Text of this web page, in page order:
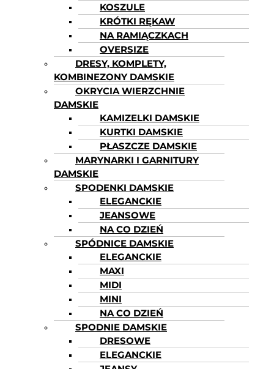
KOSZULE
KRÓTKI RĘKAW
NA RAMIĄCZKACH
OVERSIZE
DRESY, KOMPLETY,
KOMBINEZONY DAMSKIE
OKRYCIA WIERZCHNIE
DAMSKIE
KAMIZELKI DAMSKIE
KURTKI DAMSKIE
PŁASZCZE DAMSKIE
MARYNARKI I GARNITURY
DAMSKIE
SPODENKI DAMSKIE
ELEGANCKIE
JEANSOWE
NA CO DZIEŃ
SPÓDNICE DAMSKIE
ELEGANCKIE
MAXI
MIDI
MINI
NA CO DZIEŃ
SPODNIE DAMSKIE
DRESOWE
ELEGANCKIE